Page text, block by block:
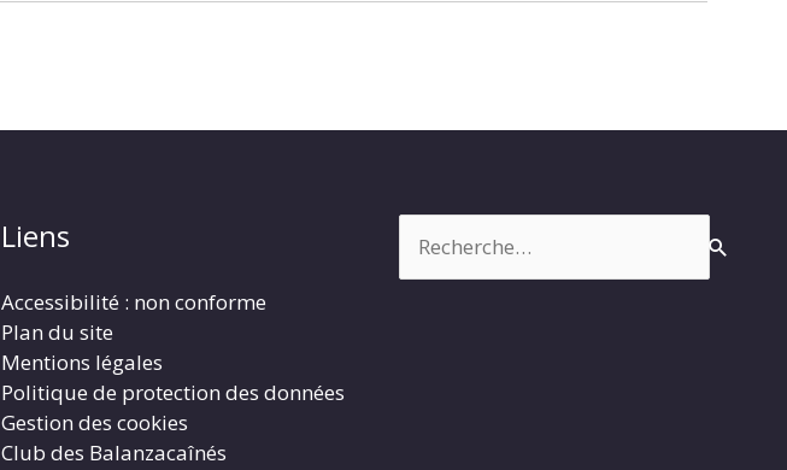
Liens
Accessibilité : non conforme
Plan du site
Mentions légales
Politique de protection des données
Gestion des cookies
Club des Balanzacaînés